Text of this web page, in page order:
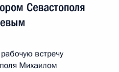
Севастополя
встречу
Михаилом